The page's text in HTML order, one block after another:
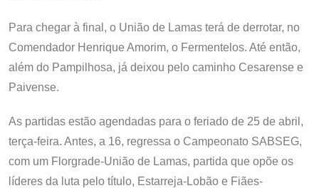
Para chegar à final, o União de Lamas terá de derrotar, no
Comendador Henrique Amorim, o Fermentelos. Até então,
além do Pampilhosa, já deixou pelo caminho Cesarense e
Paivense.
As partidas estão agendadas para o feriado de 25 de abril,
terça-feira. Antes, a 16, regressa o Campeonato SABSEG,
com um Florgrade-União de Lamas, partida que opõe os
líderes da luta pelo título, Estarreja-Lobão e Fiães-